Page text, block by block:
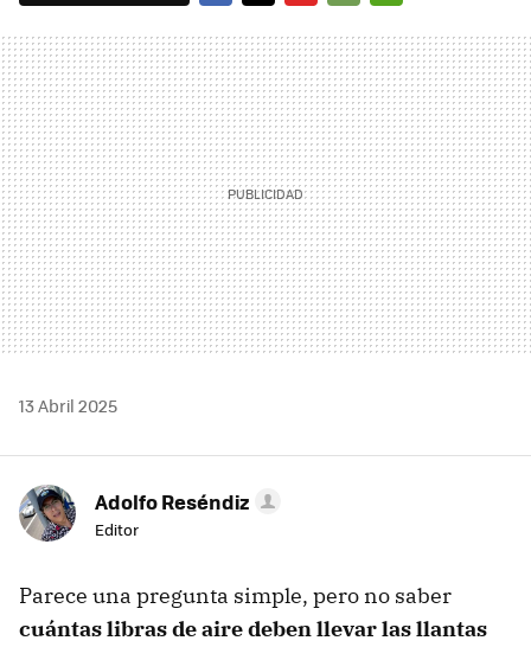
MAIL
13 Abril 2025
Adolfo Reséndiz
Editor
Parece una pregunta simple, pero no saber
cuántas libras de aire deben llevar las llantas